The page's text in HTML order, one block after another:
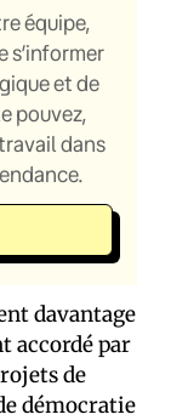
équipe,
s’informer
et de
pouvez,
dans
davantage
accordé par
de
démocratie